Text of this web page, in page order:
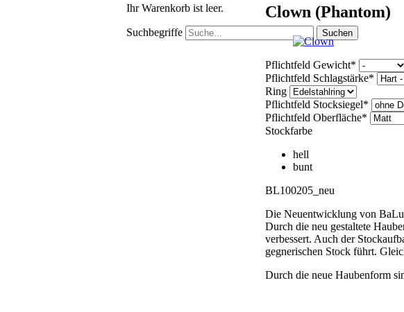
Ihr Warenkorb ist leer.
Suchbegriffe
Clown (Phantom)
Pflichtfeld Gewicht*
Pflichtfeld Schlagstärke*
Ring
Pflichtfeld Stocksiegel*
Pflichtfeld Oberfläche*
Stockfarbe
hell
bunt
BL100205_neu
Die Neuentwicklung von
Durch die neu gestaltete
verbessert. Auch der
gegnerischen Stock führt.
Durch die neue Haubenform